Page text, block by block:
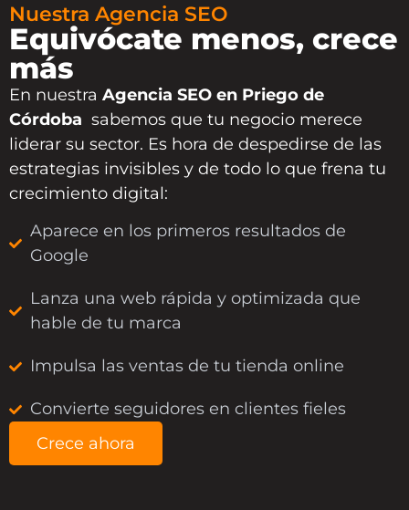
Nuestra Agencia SEO
Equivócate menos, crece
más
En nuestra Agencia SEO en Priego de
Córdoba sabemos que tu negocio merece
liderar su sector. Es hora de despedirse de las
estrategias invisibles y de todo lo que frena tu
crecimiento digital:
Aparece en los primeros resultados de
Google
Lanza una web rápida y optimizada que
hable de tu marca
Impulsa las ventas de tu tienda online
Convierte seguidores en clientes fieles
Crece ahora